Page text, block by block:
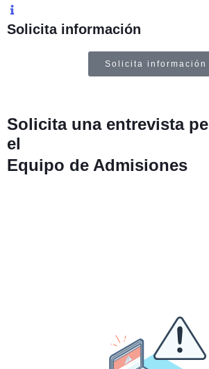
Solicita información
Solicita información
Solicita una entrevista
el
Equipo de Admisiones